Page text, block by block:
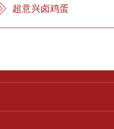
超意兴卤鸡蛋